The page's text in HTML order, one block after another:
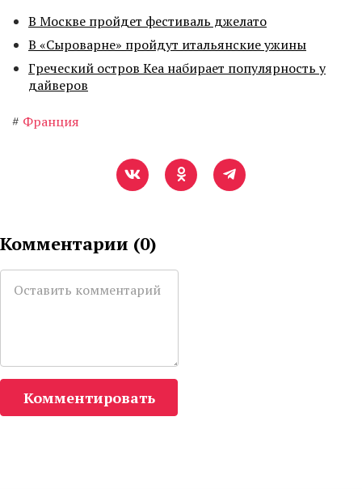
В Москве пройдет фестиваль джелато
В «Сыроварне» пройдут итальянские ужины
Греческий остров Кеа набирает популярность у
дайверов
# Франция
Комментарии (0)
Комментировать